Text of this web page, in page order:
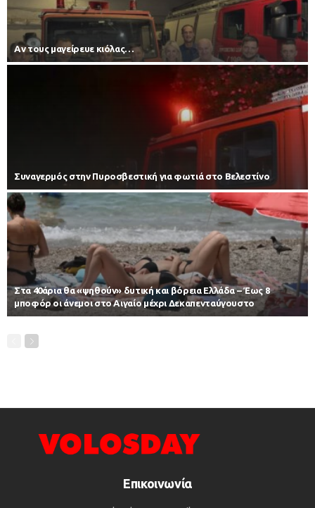
Αν τους μαγείρευε κιόλας…
Συναγερμός στην Πυροσβεστική για φωτιά στο Βελεστίνο
Στα 40άρια θα «ψηθούν» δυτική και βόρεια Ελλάδα – Έως 8
μποφόρ οι άνεμοι στο Αιγαίο μέχρι Δεκαπενταύγουστο
Επικοινωνία